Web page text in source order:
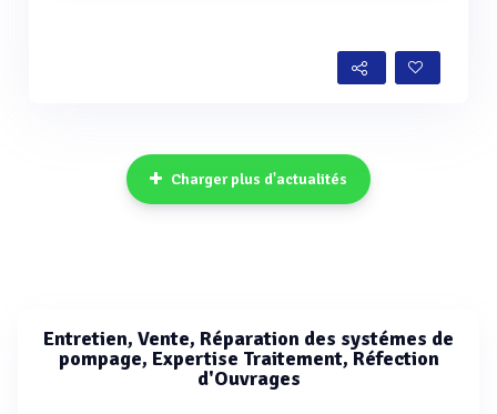
Charger plus d'actualités
Entretien, Vente, Réparation des systémes de
pompage, Expertise Traitement, Réfection
d'Ouvrages